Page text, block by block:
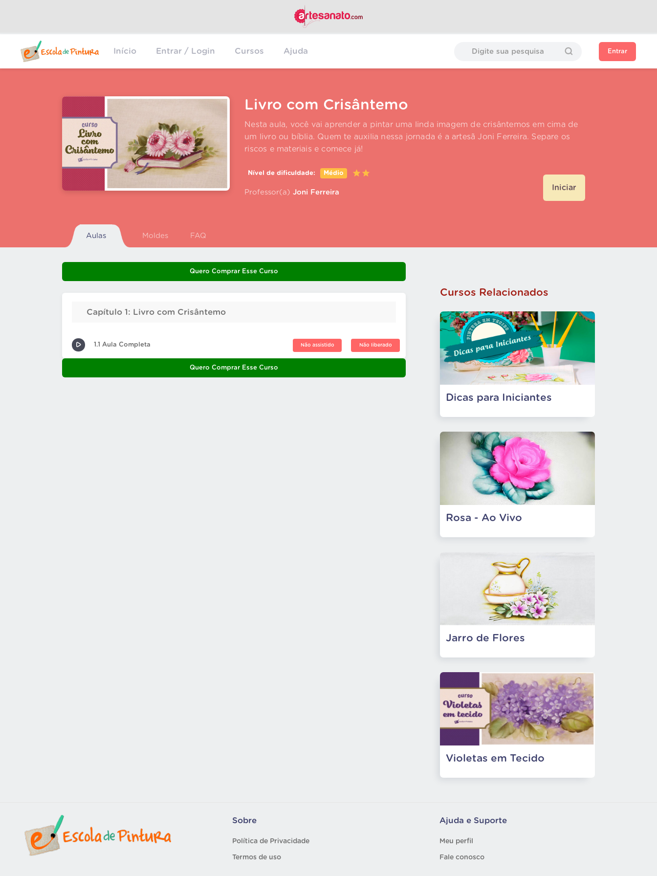
Início Entrar / Login Cursos Ajuda Entrar
Livro com Crisântemo
Nesta aula, você vai aprender a pintar uma linda imagem de crisântemos em cima de
um livro ou bíblia. Quem te auxilia nessa jornada é a artesã Joni Ferreira. Separe os
riscos e materiais e comece já!
Nível de dificuldade: Médio
Professor(a)Joni Ferreira
Iniciar
Aulas Moldes FAQ
Quero Comprar Esse Curso
Capítulo 1: Livro com Crisântemo
1.1 Aula Completa Não assistido Não liberado
Quero Comprar Esse Curso
Cursos Relacionados
Dicas para Iniciantes
Rosa - Ao Vivo
Jarro de Flores
Violetas em Tecido
Sobre
Política de Privacidade
Termos de uso
Ajuda e Suporte
Meu perfil
Fale conosco